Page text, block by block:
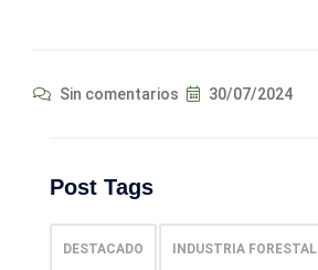
Sin comentarios 30/07/2024
Post Tags
DESTACADO INDUSTRIA FORESTAL